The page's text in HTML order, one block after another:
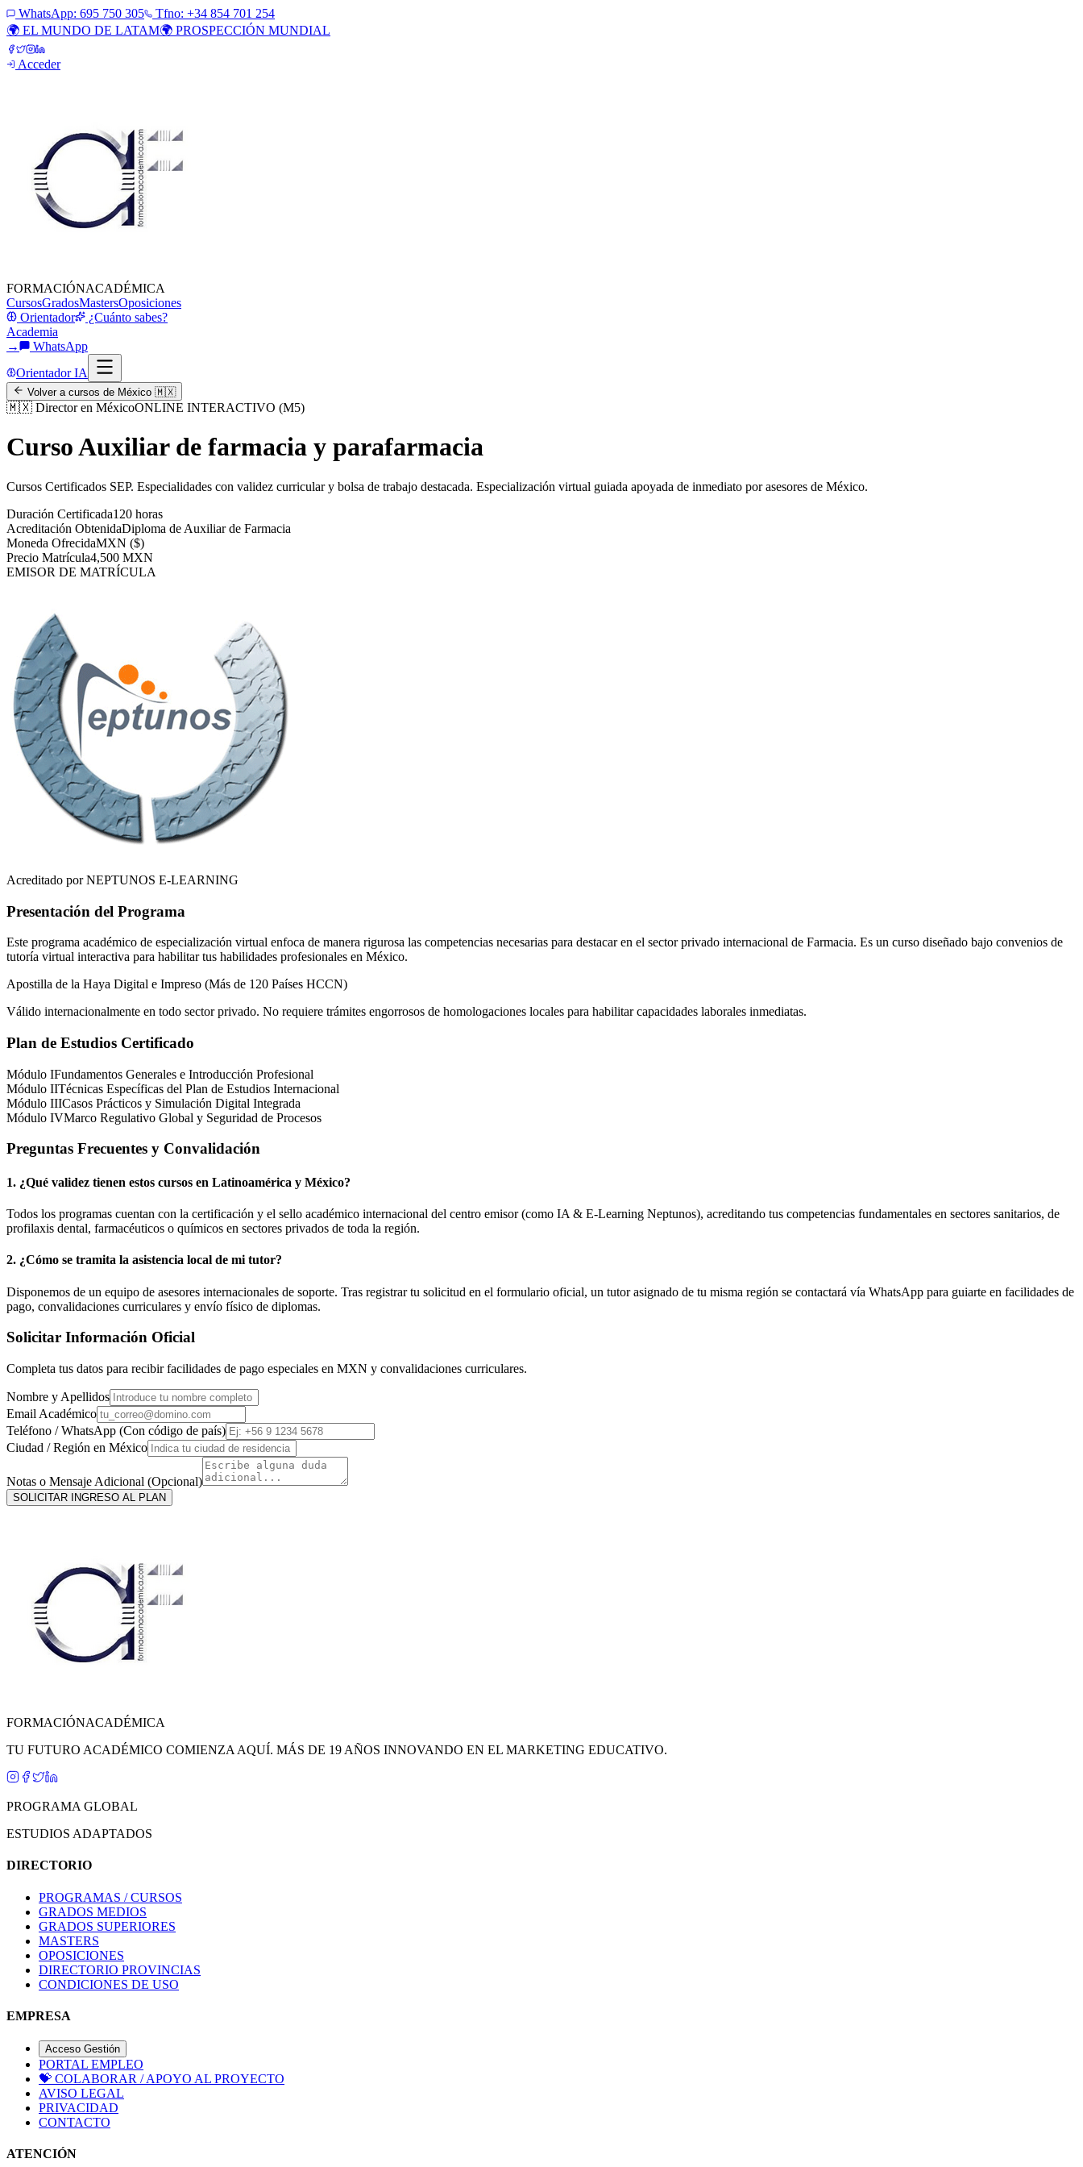
WhatsApp: 695 750 305
Tfno: +34 854 701 254
🌍 EL MUNDO DE LATAM🌍 PROSPECCIÓN MUNDIAL
Acceder
FORMACIÓNACADÉMICA
CursosGradosMastersOposiciones
Orientador
¿Cuánto sabes?
Academia
→
WhatsApp
Orientador IA
Volver a cursos de México 🇲🇽
🇲🇽 Director en MéxicoONLINE INTERACTIVO (M5)
Curso Auxiliar de farmacia y parafarmacia
Cursos Certificados SEP. Especialidades con validez curricular y bolsa de trabajo destacada. Especialización virtual guiada apoyada de inmediato por asesores de México.
Duración Certificada120 horas
Acreditación ObtenidaDiploma de Auxiliar de Farmacia
Moneda OfrecidaMXN ($)
Precio Matrícula4,500 MXN
EMISOR DE MATRÍCULA
Acreditado por NEPTUNOS E-LEARNING
Presentación del Programa
Este programa académico de especialización virtual enfoca de manera rigurosa las competencias necesarias para destacar en el sector privado internacional de Farmacia. Es un curso diseñado bajo convenios de
tutoría virtual interactiva para habilitar tus habilidades profesionales en México.
Apostilla de la Haya Digital e Impreso (Más de 120 Países HCCN)
Válido internacionalmente en todo sector privado. No requiere trámites engorrosos de homologaciones locales para habilitar capacidades laborales inmediatas.
Plan de Estudios Certificado
Módulo IFundamentos Generales e Introducción Profesional
Módulo IITécnicas Específicas del Plan de Estudios Internacional
Módulo IIICasos Prácticos y Simulación Digital Integrada
Módulo IVMarco Regulativo Global y Seguridad de Procesos
Preguntas Frecuentes y Convalidación
1. ¿Qué validez tienen estos cursos en Latinoamérica y México?
Todos los programas cuentan con la certificación y el sello académico internacional del centro emisor (como IA & E-Learning Neptunos), acreditando tus competencias fundamentales en sectores sanitarios, de
profilaxis dental, farmacéuticos o químicos en sectores privados de toda la región.
2. ¿Cómo se tramita la asistencia local de mi tutor?
Disponemos de un equipo de asesores internacionales de soporte. Tras registrar tu solicitud en el formulario oficial, un tutor asignado de tu misma región se contactará vía WhatsApp para guiarte en facilidades de
pago, convalidaciones curriculares y envío físico de diplomas.
Solicitar Información Oficial
Completa tus datos para recibir facilidades de pago especiales en MXN y convalidaciones curriculares.
Nombre y Apellidos
Email Académico
Teléfono / WhatsApp (Con código de país)
Ciudad / Región en México
Notas o Mensaje Adicional (Opcional)
SOLICITAR INGRESO AL PLAN
FORMACIÓNACADÉMICA
TU FUTURO ACADÉMICO COMIENZA AQUÍ. MÁS DE 19 AÑOS INNOVANDO EN EL MARKETING EDUCATIVO.
PROGRAMA GLOBAL
ESTUDIOS ADAPTADOS
DIRECTORIO
PROGRAMAS / CURSOS
GRADOS MEDIOS
GRADOS SUPERIORES
MASTERS
OPOSICIONES
DIRECTORIO PROVINCIAS
CONDICIONES DE USO
EMPRESA
Acceso Gestión
PORTAL EMPLEO
💝 COLABORAR / APOYO AL PROYECTO
AVISO LEGAL
PRIVACIDAD
CONTACTO
ATENCIÓN